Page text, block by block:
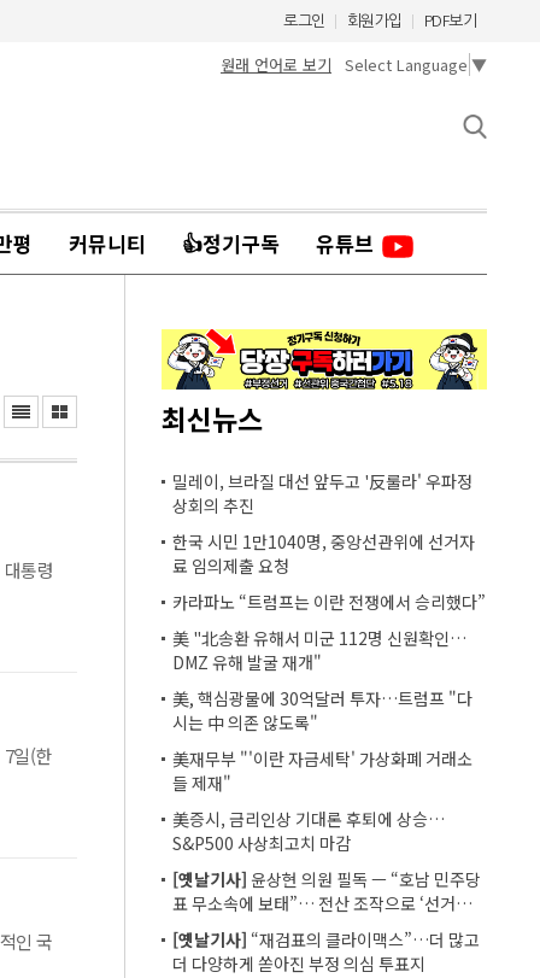
로그인 회원가입 PDF보기
원래 언어로 보기 Select Language ▼
평 커뮤니티 👍정기구독 유튜브
통령
일(한
인 국
최신뉴스
밀레이, 브라질 대선 앞두고 '反룰라' 우파정
상회의 추진
한국 시민 1만1040명, 중앙선관위에 선거자
료 임의제출 요청
카라파노 “트럼프는 이란 전쟁에서 승리했다”
美 "北송환 유해서 미군 112명 신원확인…
DMZ 유해 발굴 재개"
美, 핵심광물에 30억달러 투자…트럼프 "다
시는 中 의존 않도록"
美재무부 "'이란 자금세탁' 가상화폐 거래소
들 제재"
美증시, 금리인상 기대론 후퇴에 상승…
S&P500 사상최고치 마감
[옛날기사] 윤상현 의원 필독 ㅡ “호남 민주당
표 무소속에 보태”… 전산 조작으로 ‘선거비
보전’ 의혹
[옛날기사] “재검표의 클라이맥스”…더 많고
더 다양하게 쏟아진 부정 의심 투표지